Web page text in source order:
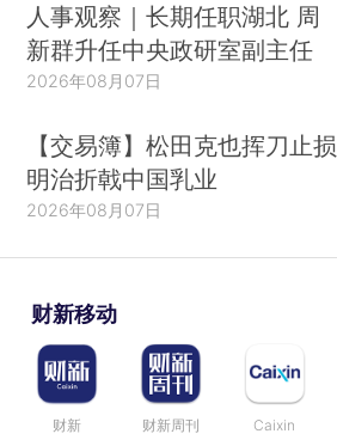
人事观察｜长期任职湖北 周
新群升任中央政研室副主任
2026年08月07日
【交易簿】松田克也挥刀止损
明治折戟中国乳业
2026年08月07日
财新移动
财新 财新周刊 Caixin